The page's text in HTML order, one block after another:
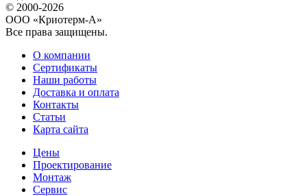
© 2000-2026
ООО «Криотерм-А»
Все права защищены.
О компании
Сертификаты
Наши работы
Доставка и оплата
Контакты
Статьи
Карта сайта
Цены
Проектирование
Монтаж
Сервис